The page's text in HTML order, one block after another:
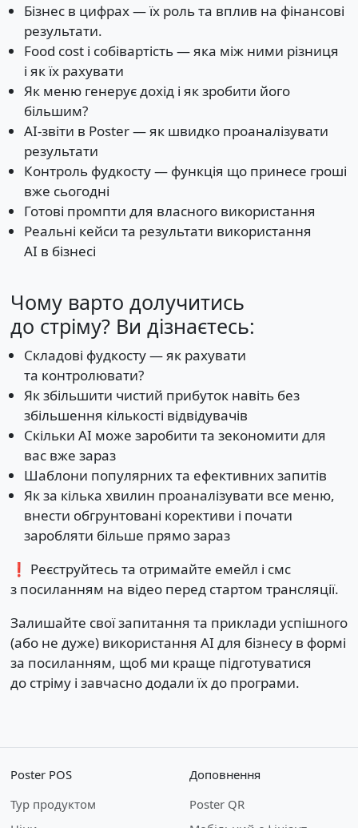
Бізнес в цифрах — їх роль та вплив на фінансові
результати.
Food cost і собівартість — яка між ними різниця
і як їх рахувати
Як меню генерує дохід і як зробити його
більшим?
АІ-звіти в Poster — як швидко проаналізувати
результати
Контроль фудкосту — функція що принесе гроші
вже сьогодні
Готові промпти для власного використання
Реальні кейси та результати використання
АІ в бізнесі
Чому варто долучитись
до стріму? Ви дізнаєтесь:
Складові фудкосту — як рахувати
та контролювати?
Як збільшити чистий прибуток навіть без
збільшення кількості відвідувачів
Скільки АІ може заробити та зекономити для
вас вже зараз
Шаблони популярних та ефективних запитів
Як за кілька хвилин проаналізувати все меню,
внести обгрунтовані корективи і почати
заробляти більше прямо зараз
❗️ Реєструйтесь та отримайте емейл і смс
з посиланням на відео перед стартом трансляції.
Залишайте свої запитання та приклади успішного
(або не дуже) використання АІ для бізнесу в формі
за посиланням, щоб ми краще підготуватися
до стріму і завчасно додали їх до програми.
Poster POS
Тур продуктом
Доповнення
Poster QR